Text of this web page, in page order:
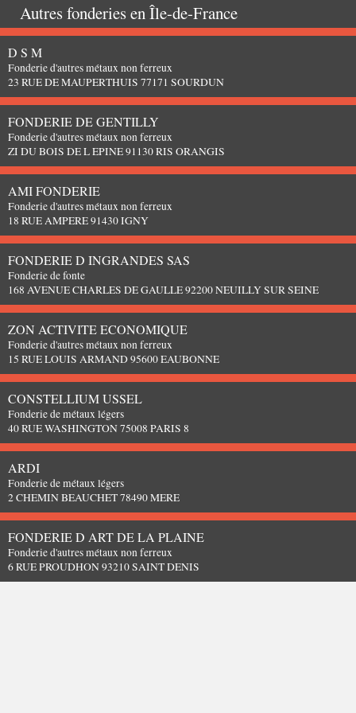
Autres fonderies enÎle-de-France
D S M
Fonderie d'autres métaux non ferreux
23 RUE DE MAUPERTHUIS 77171 SOURDUN
FONDERIE DE GENTILLY
Fonderie d'autres métaux non ferreux
ZI DU BOIS DE L EPINE 91130 RIS ORANGIS
AMI FONDERIE
Fonderie d'autres métaux non ferreux
18 RUE AMPERE 91430 IGNY
FONDERIE D INGRANDES SAS
Fonderie de fonte
168 AVENUE CHARLES DE GAULLE 92200 NEUILLY SUR SEINE
ZON ACTIVITE ECONOMIQUE
Fonderie d'autres métaux non ferreux
15 RUE LOUIS ARMAND 95600 EAUBONNE
CONSTELLIUM USSEL
Fonderie de métaux légers
40 RUE WASHINGTON 75008 PARIS 8
ARDI
Fonderie de métaux légers
2 CHEMIN BEAUCHET 78490 MERE
FONDERIE D ART DE LA PLAINE
Fonderie d'autres métaux non ferreux
6 RUE PROUDHON 93210 SAINT DENIS